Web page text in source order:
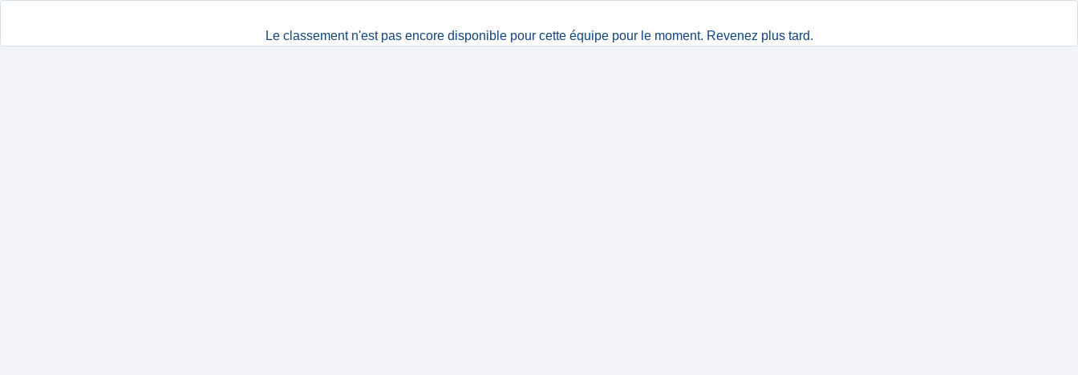
Le classement n'est pas encore disponible pour cette équipe pour le moment. Revenez plus tard.